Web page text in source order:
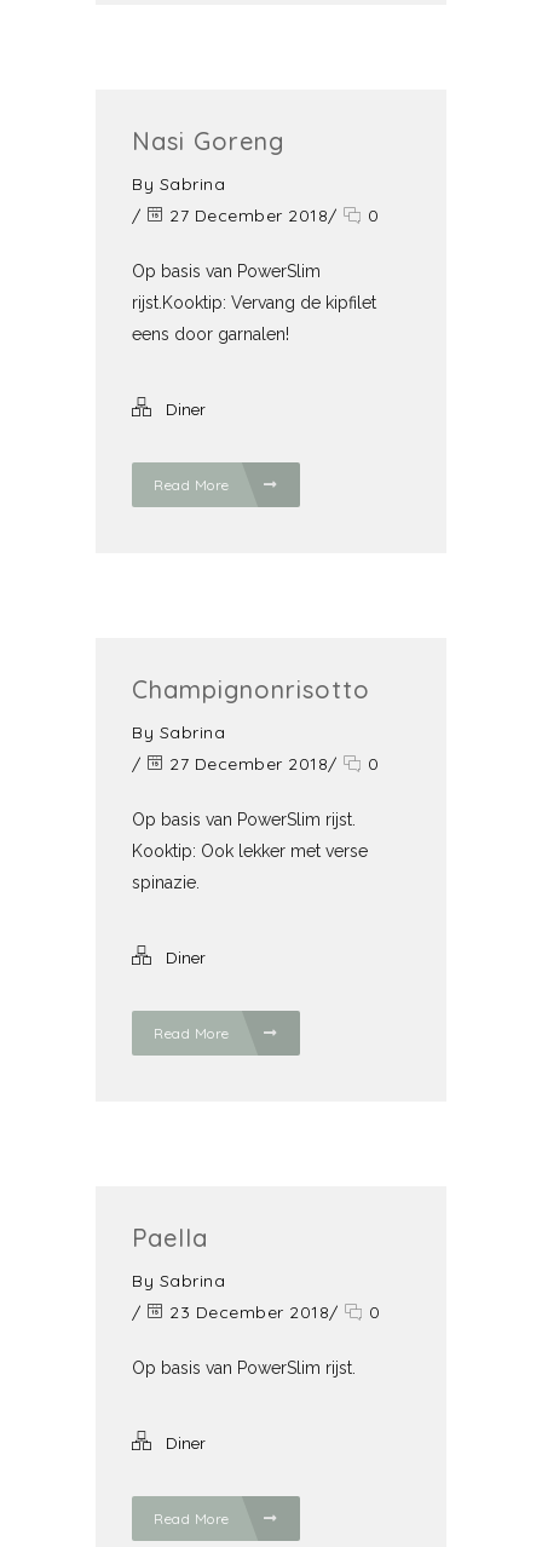
Nasi Goreng
By Sabrina
/
27 December 2018/ 0
Op basis van PowerSlim
rijst.Kooktip: Vervang de kipfilet
eens door garnalen!
Diner
Read More
Champignonrisotto
By Sabrina
/
27 December 2018/ 0
Op basis van PowerSlim rijst.
Kooktip: Ook lekker met verse
spinazie.
Diner
Read More
Paella
By Sabrina
/
23 December 2018/ 0
Op basis van PowerSlim rijst.
Diner
Read More